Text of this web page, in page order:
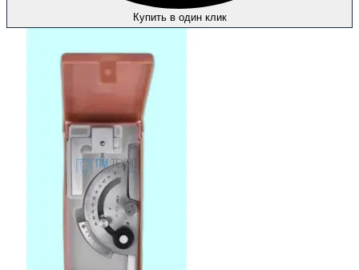
Купить в один клик